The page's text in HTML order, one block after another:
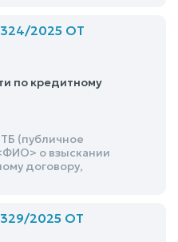
2025 ОТ
по кредитному
(публичное
о взыскании
договору,
2025 ОТ